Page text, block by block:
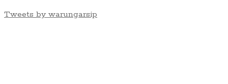
Tweets by warungarsip